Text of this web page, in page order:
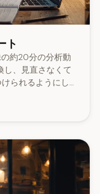
ト
約20分の分析動
し、見直さなくて
られるようにしま